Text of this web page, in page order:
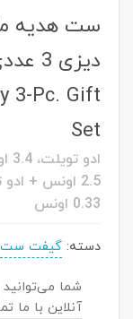
ست هدیه
3-Pc. Gift
Set
2.5 اونس +
0.33 اونس
دسته: گیفت ست
شما
آنلاین با ما